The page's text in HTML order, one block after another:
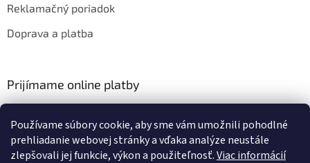
Používame súbory cookie, aby sme vám umožnili pohodlné
prehliadanie webovej stránky a vďaka analýze neustále
zlepšovali jej funkcie, výkon a použiteľnosť.Viac informácií
Reklamačný poriadok
Doprava a platba
Prijímame online platby